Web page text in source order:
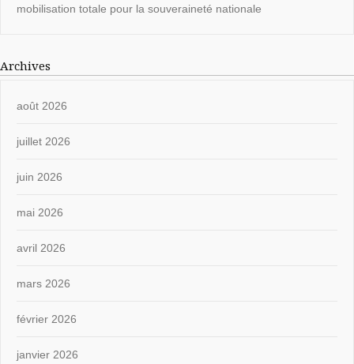
mobilisation totale pour la souveraineté nationale
Archives
août 2026
juillet 2026
juin 2026
mai 2026
avril 2026
mars 2026
février 2026
janvier 2026